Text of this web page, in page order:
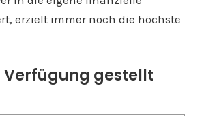
erzielt immer noch die höchste
Verfügung gestellt